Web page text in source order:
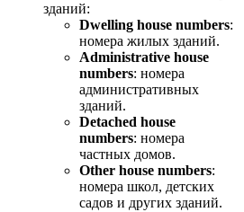
зданий:
Dwelling house numbers:
номера жилых зданий.
Administrative house
numbers: номера
административных
зданий.
Detached house
numbers: номера
частных домов.
Other house numbers:
номера школ, детских
садов и других зданий.